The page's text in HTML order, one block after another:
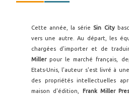
Cette année, la série Sin City
vers une autre. Au départ, les
chargées d'importer et de
Millerpour le marché français,
Etats-Unis, l'auteur s'est livré à
des propriétés intellectuelles
maison d'édition,
Frank Miller